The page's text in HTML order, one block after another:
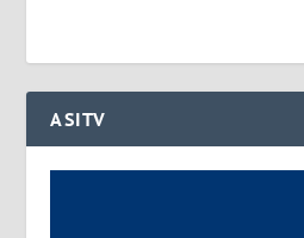
ASITV